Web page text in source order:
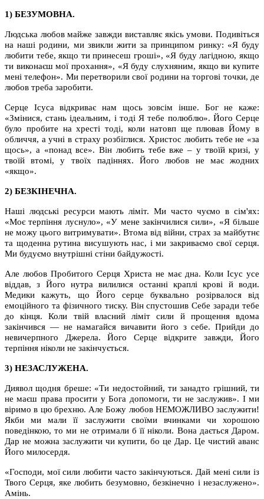
1) БЕЗУМОВНА.
Людська любов майже завжди виставляє якісь умови. Подивіться
на наші родини, ми звикли жити за принципом ринку: «Я буду
любити тебе, якщо ти принесеш гроші», «Я буду лагідною, якщо
ти виконаєш мої прохання», «Я буду слухняним, якщо ви купите
мені телефон». Ми перетворили свої родини на торгові точки, де
любов треба заробити.
Серце Ісуса відкриває нам щось зовсім інше. Бог не каже:
«Змінися, стань ідеальним, і тоді Я тебе полюблю». Його Серце
було пробите на хресті тоді, коли натовп ще плював Йому в
обличчя, а учні в страху розбіглися. Христос любить тебе не «за
щось», а «понад все». Він любить тебе вже – у твоїй кризі, у
твоїй втомі, у твоїх падіннях. Його любов не має жодних
«якщо».
2) БЕЗКІНЕЧНА.
Наші людські ресурси мають ліміт. Ми часто чуємо в сім'ях:
«Моє терпіння луснуло», «У мене закінчилися сили», «Я більше
не можу цього витримувати». Втома від війни, страх за майбутнє
та щоденна рутина висушують нас, і ми закриваємо свої серця.
Ми будуємо внутрішні стіни байдужості.
Але любов Пробитого Серця Христа не має дна. Коли Ісус усе
віддав, з Його нутра вилилися останні краплі крові й води.
Медики кажуть, що Його серце буквально розірвалося від
емоційного та фізичного тиску. Він спустошив Себе заради тебе
до кінця. Коли твій власний ліміт сили й прощення вдома
закінчився — не намагайся вичавити його з себе. Прийди до
невичерпного Джерела. Його Серце відкрите завжди, Його
терпіння ніколи не закінчується.
3) НЕЗАСЛУЖЕНА.
Диявол щодня бреше: «Ти недостойний, ти занадто грішний, ти
не маєш права просити у Бога допомоги, ти не заслужив». І ми
віримо в цю брехню. Але Божу любов НЕМОЖЛИВО заслужити!
Якби ми мали її заслужити своїми вчинками чи хорошою
поведінкою, то ми не отримали б її ніколи. Вона дається Даром.
Дар не можна заслужити чи купити, бо це Дар. Це чистий аванс
Його милосердя.
«Господи, мої сили любити часто закінчуються. Дай мені сили із
Твого Серця, яке любить безумовно, безкінечно і незаслужено».
Амінь.